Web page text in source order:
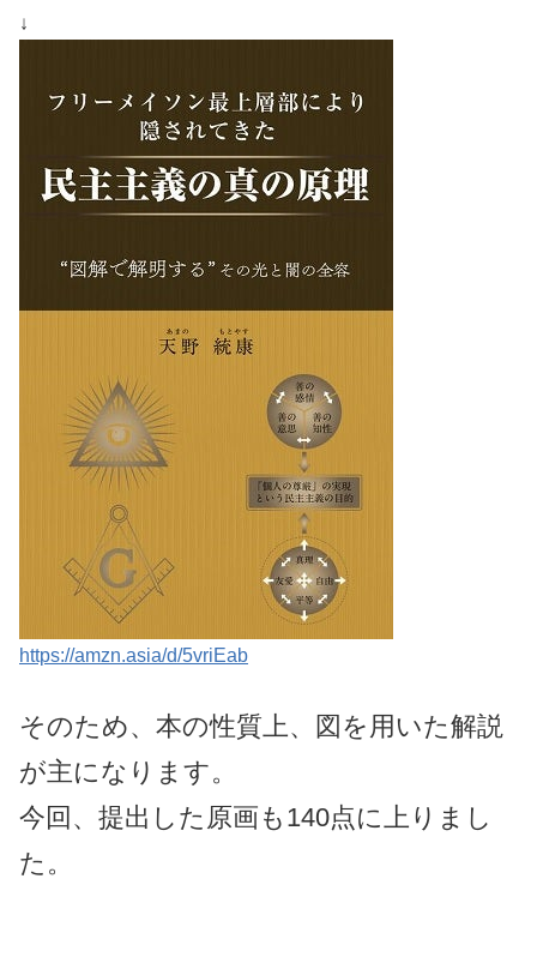
↓
https://amzn.asia/d/5vriEab
そのため、本の性質上、図を用いた解説
が主になります。
今回、提出した原画も140点に上りまし
た。